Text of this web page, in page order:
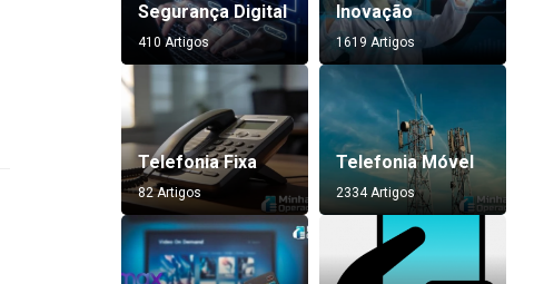
Segurança Digital
410 Artigos
Inovação
1619 Artigos
Telefonia Fixa
82 Artigos
Telefonia Móvel
2334 Artigos